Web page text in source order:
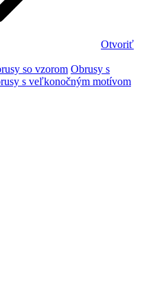
Otvoriť
so vzorom Obrusy s
s veľkonočným motívom